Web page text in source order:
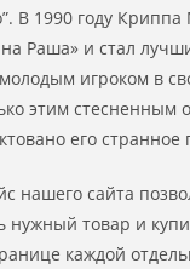
В 1990 году
Раша» и стал
игроком в
этим стесненным
его странное
нашего сайта
нужный товар и
каждой